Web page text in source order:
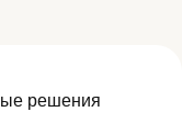
решения